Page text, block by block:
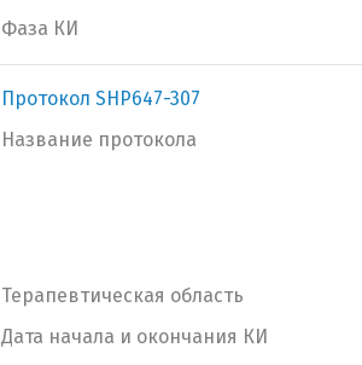
Фаза КИ
Протокол SHP647-307
Название протокола
Терапевтическая область
Дата начала и окончания КИ